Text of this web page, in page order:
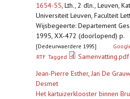
1654-55, Lth., 2 dln., Leuven,
Universiteit Leuven, Faculteit
Wijsbegeerte: Departement
1995, XX-472 (doorlopend) p.
[Dedeurwaerdere 1995]
RTF Tagged Samenvatting.pdf
Jean-Pierre Esther, Jan De
Desmet
Het kartuizerklooster binnen